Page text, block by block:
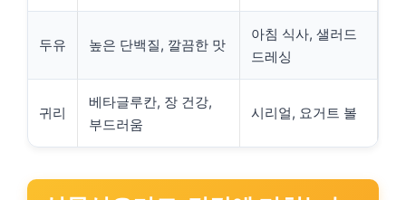
두유 높은 단백질, 깔끔한 맛
아침 식사, 샐러드
드레싱
귀리
베타글루칸, 장 건강,
부드러움
시리얼, 요거트 볼